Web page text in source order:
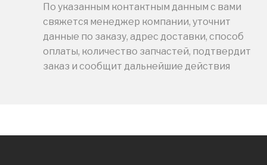
По указанным контактным данным с вами
свяжется менеджер компании, уточнит
данные по заказу, адрес доставки, способ
оплаты, количество запчастей, подтвердит
заказ и сообщит дальнейшие действия